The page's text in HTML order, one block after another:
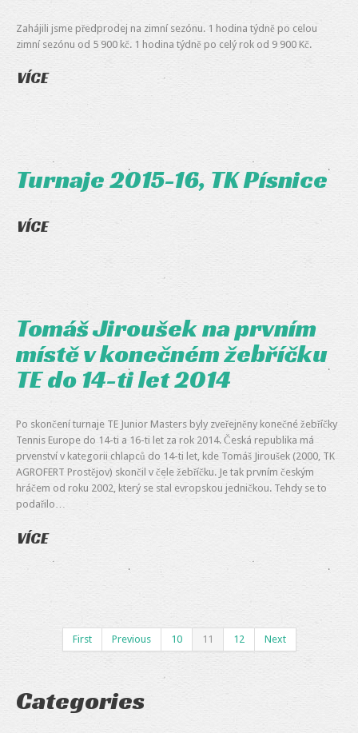
Zahájili jsme předprodej na zimní sezónu. 1 hodina týdně po celou
zimní sezónu od 5 900 kč. 1 hodina týdně po celý rok od 9 900 Kč.
VÍCE
Turnaje 2015-16, TK Písnice
VÍCE
Tomáš Jiroušek na prvním
místě v konečném žebříčku
TE do 14-ti let 2014
Po skončení turnaje TE Junior Masters byly zveřejněny konečné žebříčky
Tennis Europe do 14-ti a 16-ti let za rok 2014. Česká republika má
prvenství v kategorii chlapců do 14-ti let, kde Tomáš Jiroušek (2000, TK
AGROFERT Prostějov) skončil v čele žebříčku. Je tak prvním českým
hráčem od roku 2002, který se stal evropskou jedničkou. Tehdy se to
podařilo…
VÍCE
First Previous 10 11 12 Next
Categories